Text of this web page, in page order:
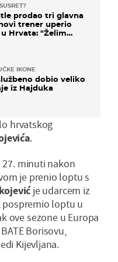
prodao tri glavna
trener uperio
Hrvata: "Želim
IKONE
dobio veliko
iz Hajduka
hrvatskog
.
minuti nakon
je prenio loptu s
je udarcem iz
pospremio loptu u
ove sezone u Europa
Borisovu,
Kijevljana.